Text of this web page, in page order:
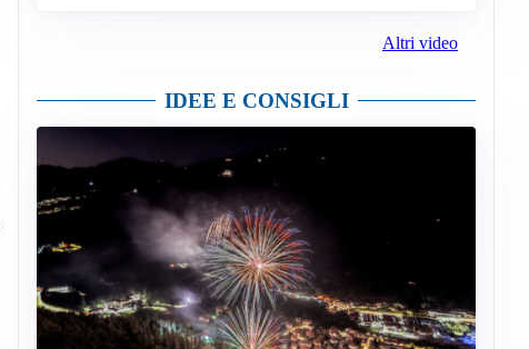
Altri video
IDEE E CONSIGLI